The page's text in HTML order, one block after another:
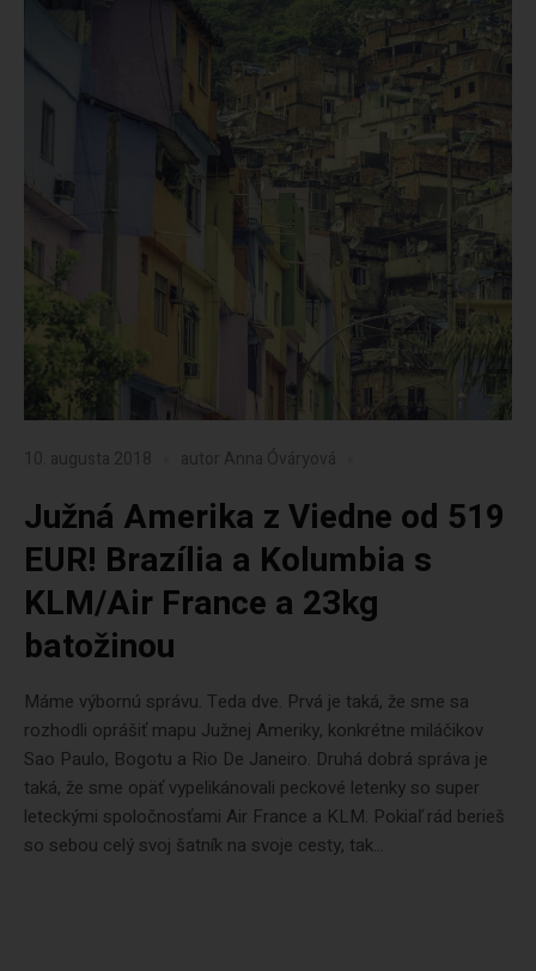
10. augusta 2018 autor Anna Óváryová
Južná Amerika z Viedne od 519
EUR! Brazília a Kolumbia s
KLM/Air France a 23kg
batožinou
Máme výbornú správu. Teda dve. Prvá je taká, že sme sa
rozhodli oprášiť mapu Južnej Ameriky, konkrétne miláčikov
Sao Paulo, Bogotu a Rio De Janeiro. Druhá dobrá správa je
taká, že sme opäť vypelikánovali peckové letenky so super
leteckými spoločnosťami Air France a KLM. Pokiaľ rád berieš
so sebou celý svoj šatník na svoje cesty, tak...